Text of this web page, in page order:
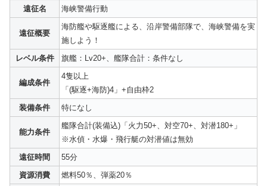
遠征名 海峡警備行動
遠征概要
海防艦や駆逐艦による、沿岸警備部隊で、海峡警備を実
施しよう！
レベル条件
旗艦：Lv20+、艦隊合計：条件なし
編成条件
4隻以上
「(駆逐+海防)4」+自由枠2
装備条件
特になし
能力条件
艦隊合計(装備込)「火力50+、対空70+、対潜180+」
※水偵・水爆・飛行艇の対潜値は無効
遠征時間
55分
資源消費
燃料50％、弾薬20％